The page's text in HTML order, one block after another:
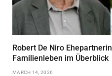
Robert De Niro
Familienleben im Überblick
MARCH 14, 2026